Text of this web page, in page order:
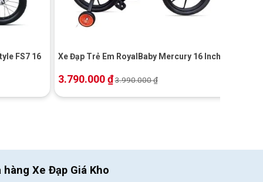
FS7 16
Xe Đạp Trẻ Em RoyalBaby Mercury 16 Inch
3.790.000₫3.990.000₫
Xe Đạp Giá Kho